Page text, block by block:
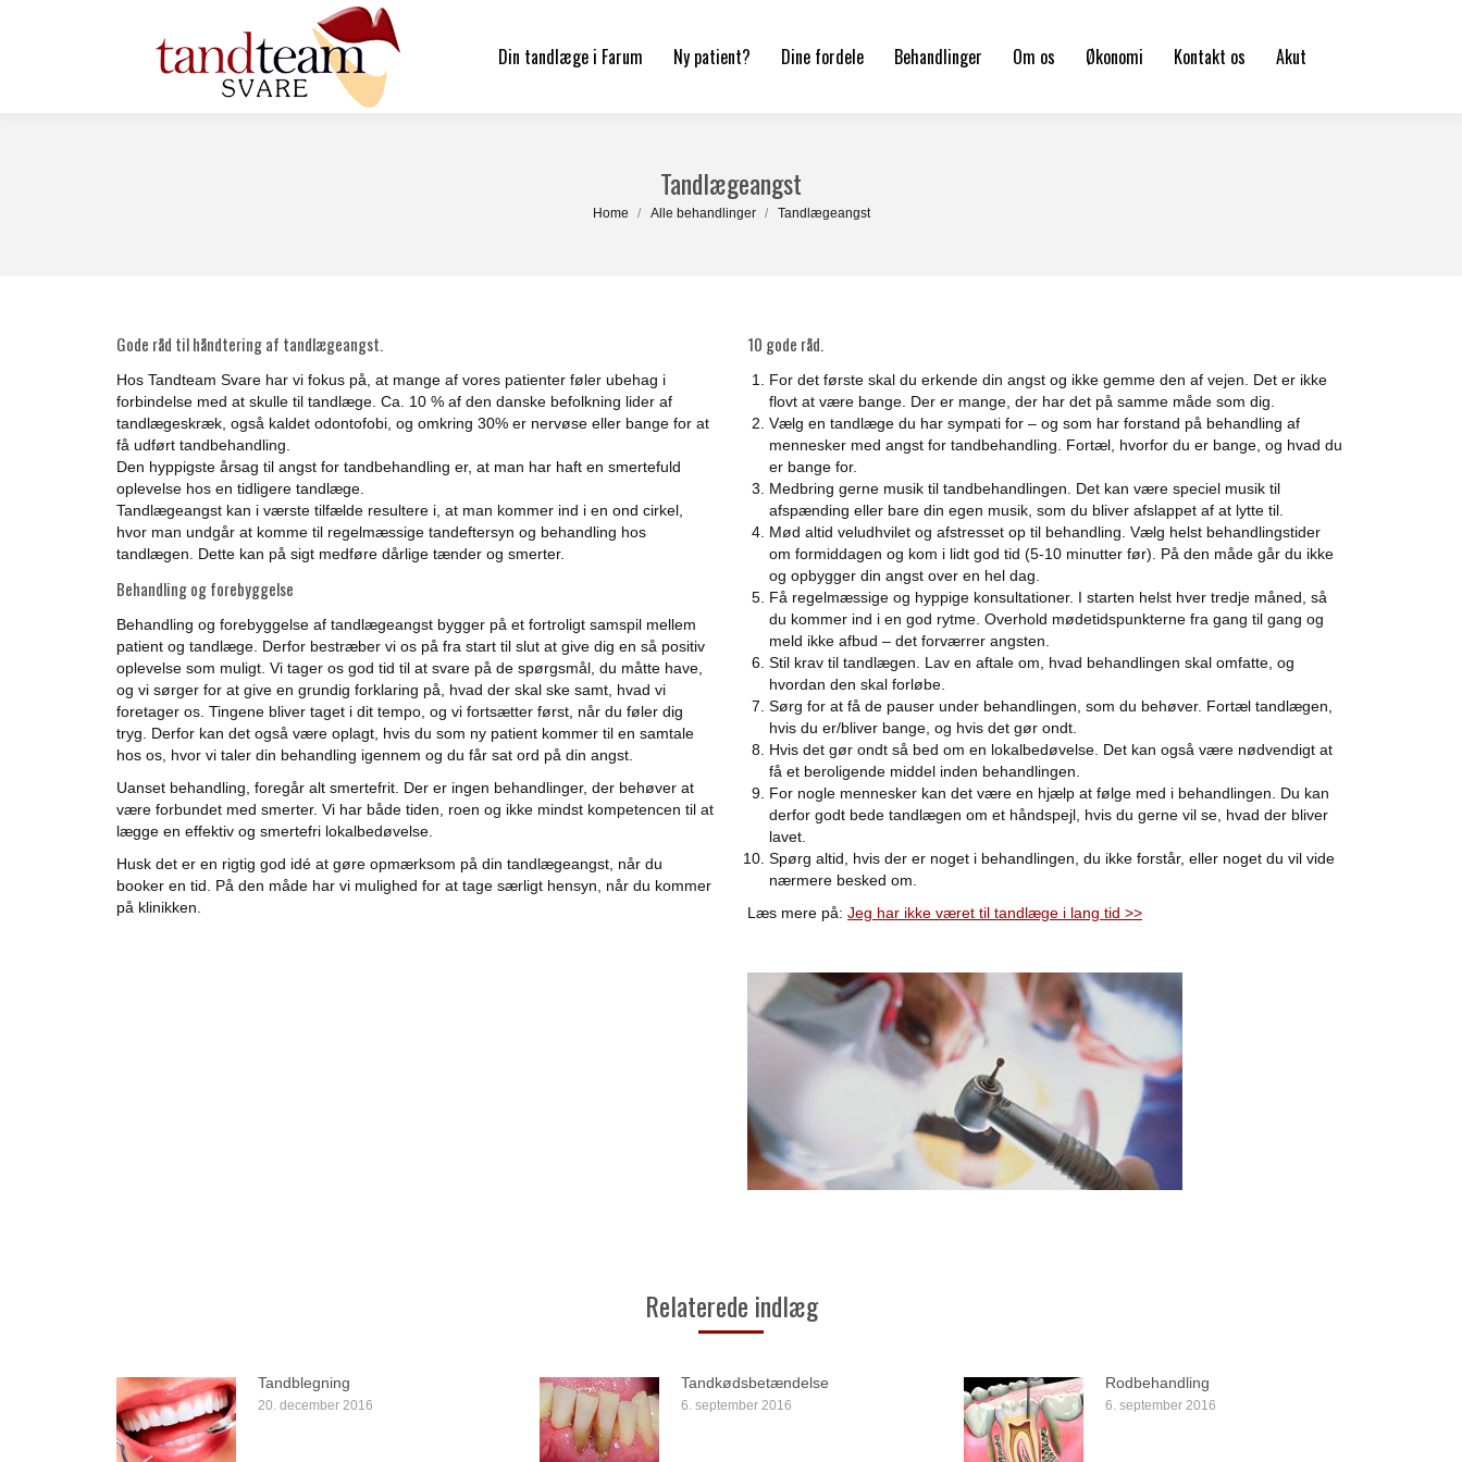
Din tandlæge i Farum Ny patient? Dine fordele Behandlinger Om os Økonomi Kontakt os Akut
Tandlægeangst
You are here:
Home Alle behandlinger Tandlægeangst
Gode råd til håndtering af tandlægeangst.
Hos Tandteam Svare har vi fokus på, at mange af vores patienter føler ubehag i
forbindelse med at skulle til tandlæge. Ca. 10 % af den danske befolkning lider af
tandlægeskræk, også kaldet odontofobi, og omkring 30% er nervøse eller bange for at
få udført tandbehandling.
Den hyppigste årsag til angst for tandbehandling er, at man har haft en smertefuld
oplevelse hos en tidligere tandlæge.
Tandlægeangst kan i værste tilfælde resultere i, at man kommer ind i en ond cirkel,
hvor man undgår at komme til regelmæssige tandeftersyn og behandling hos
tandlægen. Dette kan på sigt medføre dårlige tænder og smerter.
Behandling og forebyggelse
Behandling og forebyggelse af tandlægeangst bygger på et fortroligt samspil mellem
patient og tandlæge. Derfor bestræber vi os på fra start til slut at give dig en så positiv
oplevelse som muligt. Vi tager os god tid til at svare på de spørgsmål, du måtte have,
og vi sørger for at give en grundig forklaring på, hvad der skal ske samt, hvad vi
foretager os. Tingene bliver taget i dit tempo, og vi fortsætter først, når du føler dig
tryg. Derfor kan det også være oplagt, hvis du som ny patient kommer til en samtale
hos os, hvor vi taler din behandling igennem og du får sat ord på din angst.
Uanset behandling, foregår alt smertefrit. Der er ingen behandlinger, der behøver at
være forbundet med smerter. Vi har både tiden, roen og ikke mindst kompetencen til at
lægge en effektiv og smertefri lokalbedøvelse.
Husk det er en rigtig god idé at gøre opmærksom på din tandlægeangst, når du
booker en tid. På den måde har vi mulighed for at tage særligt hensyn, når du kommer
på klinikken.
10 gode råd.
For det første skal du erkende din angst og ikke gemme den af vejen. Det er ikke
flovt at være bange. Der er mange, der har det på samme måde som dig.
Vælg en tandlæge du har sympati for – og som har forstand på behandling af
mennesker med angst for tandbehandling. Fortæl, hvorfor du er bange, og hvad du
er bange for.
Medbring gerne musik til tandbehandlingen. Det kan være speciel musik til
afspænding eller bare din egen musik, som du bliver afslappet af at lytte til.
Mød altid veludhvilet og afstresset op til behandling. Vælg helst behandlingstider
om formiddagen og kom i lidt god tid (5-10 minutter før). På den måde går du ikke
og opbygger din angst over en hel dag.
Få regelmæssige og hyppige konsultationer. I starten helst hver tredje måned, så
du kommer ind i en god rytme. Overhold mødetidspunkterne fra gang til gang og
meld ikke afbud – det forværrer angsten.
Stil krav til tandlægen. Lav en aftale om, hvad behandlingen skal omfatte, og
hvordan den skal forløbe.
Sørg for at få de pauser under behandlingen, som du behøver. Fortæl tandlægen,
hvis du er/bliver bange, og hvis det gør ondt.
Hvis det gør ondt så bed om en lokalbedøvelse. Det kan også være nødvendigt at
få et beroligende middel inden behandlingen.
For nogle mennesker kan det være en hjælp at følge med i behandlingen. Du kan
derfor godt bede tandlægen om et håndspejl, hvis du gerne vil se, hvad der bliver
lavet.
Spørg altid, hvis der er noget i behandlingen, du ikke forstår, eller noget du vil vide
nærmere besked om.
Læs mere på: Jeg har ikke været til tandlæge i lang tid >>
Relaterede indlæg
Tandblegning
20. december 2016
Tandkødsbetændelse
6. september 2016
Rodbehandling
6. september 2016